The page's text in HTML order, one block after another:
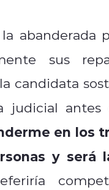
abanderada
sus
candidata
judicial
en los
y será